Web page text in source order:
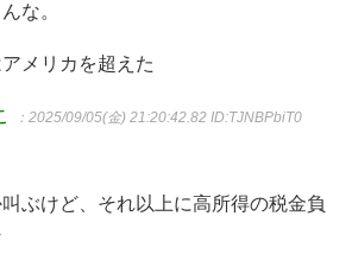
な。
メリカを超えた
：2025/09/05(金) 21:20:42.82 ID:TJNBPbiT0
ぶけど、それ以上に高所得の税金負